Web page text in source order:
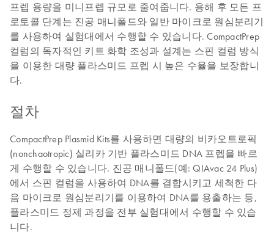
프렙 용량을 미니프렙 규모로 줄여줍니다. 용해 후 모든 프
로토콜 단계는 진공 매니폴드와 일반 마이크로 원심분리기
를 사용하여 실험대에서 수행할 수 있습니다. CompactPrep
컬럼의 독자적인 키트 화학 조성과 설계는 스핀 컬럼 방식
을 이용한 대량 플라스미드 프렙 시 높은 수율을 보장합니
다.
절차
CompactPrep Plasmid Kits를 사용하면 대량의 비카오트로픽
(nonchaotropic) 실리카 기반 플라스미드 DNA 프렙을 빠르
게 수행할 수 있습니다. 진공 매니폴드(예: QIAvac 24 Plus)
에서 스핀 컬럼을 사용하여 DNA를 결합시키고 세척한 다
음 마이크로 원심분리기를 이용하여 DNA를 용출하는 등,
플라스미드 정제 과정을 전부 실험대에서 수행할 수 있습
니다.